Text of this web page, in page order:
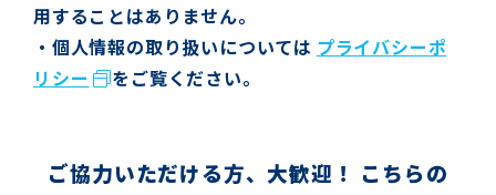
用することはありません。
・個人情報の取り扱いについては プライバシーポ
リシー
をご覧ください。
ご協力いただける方、大歓迎！ こちらの